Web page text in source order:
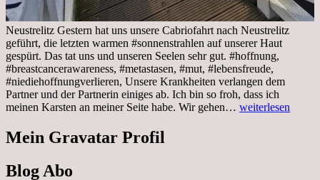
Neustrelitz Gestern hat uns unsere Cabriofahrt nach Neustrelitz
geführt, die letzten warmen #sonnenstrahlen auf unserer Haut
gespürt. Das tat uns und unseren Seelen sehr gut. #hoffnung,
#breastcancerawareness, #metastasen, #mut, #lebensfreude,
#niediehoffnungverlieren, Unsere Krankheiten verlangen dem
Partner und der Partnerin einiges ab. Ich bin so froh, dass ich
meinen Karsten an meiner Seite habe. Wir gehen… Sonnabend,
weiterlesen
Mein Gravatar Profil
Blog Abo